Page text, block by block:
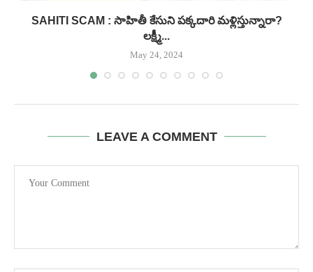
SAHITI SCAM : సాహితీ కేసుని పక్కదారి మళ్లిస్తున్నారా?
లక్ష్మీ...
May 24, 2024
LEAVE A COMMENT